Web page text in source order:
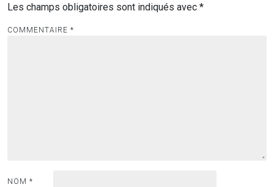
Les champs obligatoires sont indiqués avec *
COMMENTAIRE *
NOM *